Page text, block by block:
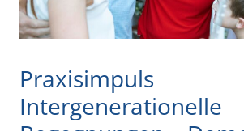
Praxisimpuls
Intergenerationelle